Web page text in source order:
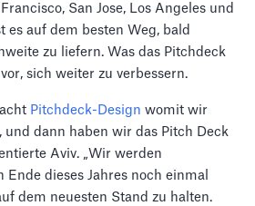
San Jose, Los Angeles und
es auf dem besten Weg, bald
zu liefern. Was das Pitchdeck
sich weiter zu verbessern.
Pitchdeck-Design womit wir
und dann haben wir das Pitch Deck
Aviv. „Wir werden
dieses Jahres noch einmal
dem neuesten Stand zu halten.